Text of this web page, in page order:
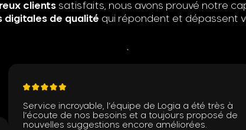
clients satisfaits, nous avons prouvé notre
digitales de qualité qui répondent et dépassent
Service incroyable, l’équipe de Logia a été très à
l’écoute de nos besoins et a toujours proposé de
nouvelles suggestions encore améliorées.